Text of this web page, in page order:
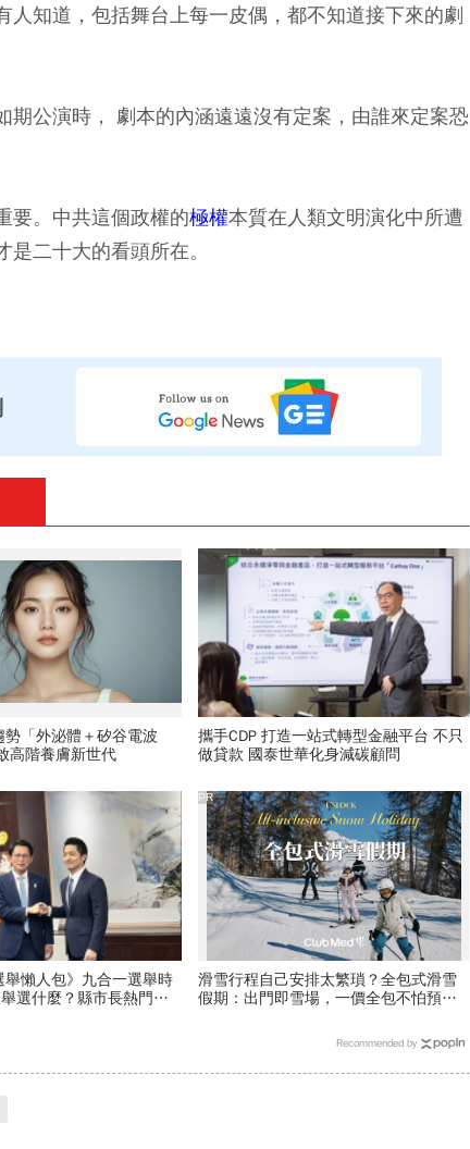
知道，包括舞台上每一皮偶，都不知道接下來的劇
公演時， 劇本的內涵遠遠沒有定案，由誰來定案恐
要。中共這個政權的極權本質在人類文明演化中所遭
二十大的看頭所在。
「外泌體＋矽谷電波
高階養膚新世代
攜手CDP 打造一站式轉型金融平台 不只
做貸款 國泰世華化身減碳顧問
懶人包》九合一選舉時
選什麼？縣市長熱門人
滑雪行程自己安排太繁瑣？全包式滑雪
假期：出門即雪場，一價全包不怕預算
PR
Recommended by